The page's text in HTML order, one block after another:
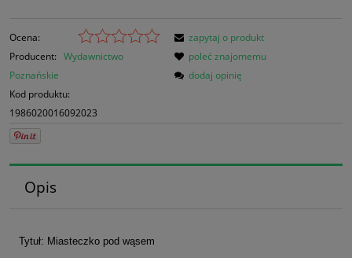
Ocena:
Producent: Wydawnictwo
Poznańskie
Kod produktu:
1986020016092023
zapytaj o produkt
poleć znajomemu
dodaj opinię
Opis
Tytuł: Miasteczko pod wąsem